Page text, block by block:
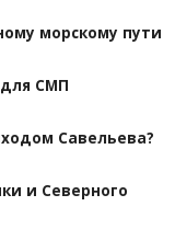
морскому пути
СМП
Савельева?
и Северного